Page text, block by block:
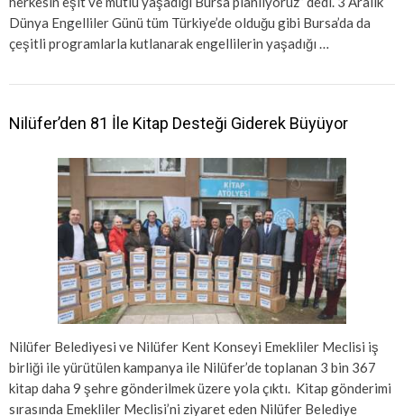
Dünya Engelliler Günü tüm Türkiye’de olduğu gibi Bursa’da da
çeşitli programlarla kutlanarak engellilerin yaşadığı …
Nilüfer’den 81 İle Kitap Desteği Giderek Büyüyor
Nilüfer Belediyesi ve Nilüfer Kent Konseyi Emekliler Meclisi iş
birliği ile yürütülen kampanya ile Nilüfer’de toplanan 3 bin 367
kitap daha 9 şehre gönderilmek üzere yola çıktı. Kitap gönderimi
sırasında Emekliler Meclisi’ni ziyaret eden Nilüfer Belediye